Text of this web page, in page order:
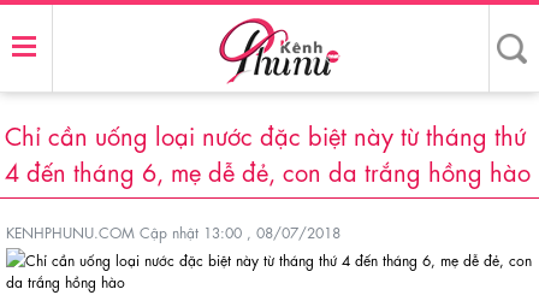
Chỉ cần uống loại nước đặc biệt này từ tháng thứ
4 đến tháng 6, mẹ dễ đẻ, con da trắng hồng hào
KENHPHUNU.COM Cập nhật 13:00 , 08/07/2018